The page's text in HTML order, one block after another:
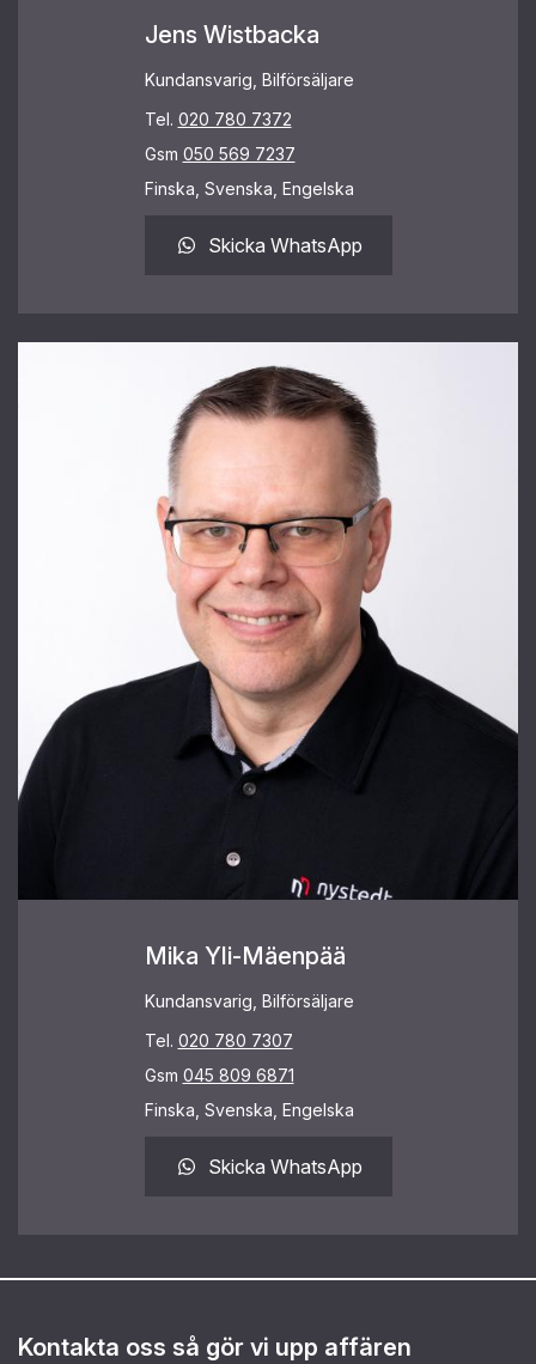
Jens Wistbacka
Kundansvarig, Bilförsäljare
Tel. 020 780 7372
Gsm 050 569 7237
Finska, Svenska, Engelska
Skicka WhatsApp
Mika Yli-Mäenpää
Kundansvarig, Bilförsäljare
Tel. 020 780 7307
Gsm 045 809 6871
Finska, Svenska, Engelska
Skicka WhatsApp
Kontakta oss så gör vi upp affären